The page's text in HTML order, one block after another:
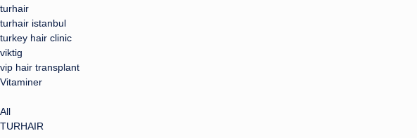
turhair
turhair istanbul
turkey hair clinic
viktig
vip hair transplant
Vitaminer
All
TURHAIR